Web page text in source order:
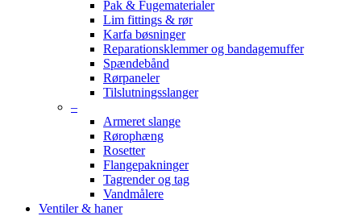
Pak & Fugematerialer
Lim fittings & rør
Karfa bøsninger
Reparationsklemmer og bandagemuffer
Spændebånd
Rørpaneler
Tilslutningsslanger
–
Armeret slange
Rørophæng
Rosetter
Flangepakninger
Tagrender og tag
Vandmålere
Ventiler & haner